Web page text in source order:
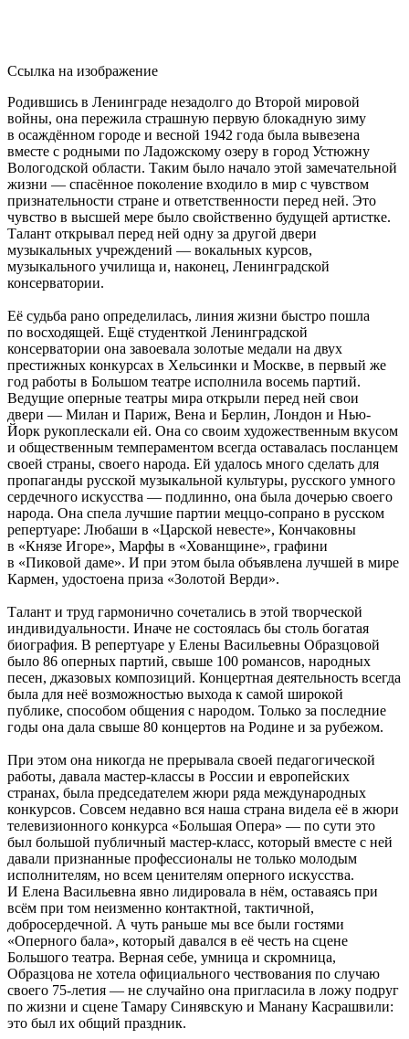
Ссылка на изображение
Родившись в Ленинграде незадолго до Второй мировой
войны, она пережила страшную первую блокадную зиму
в осаждённом городе и весной 1942 года была вывезена
вместе с родными по Ладожскому озеру в город Устюжну
Вологодской области. Таким было начало этой замечательной
жизни — спасённое поколение входило в мир с чувством
признательности стране и ответственности перед ней. Это
чувство в высшей мере было свойственно будущей артистке.
Талант открывал перед ней одну за другой двери
музыкальных учреждений — вокальных курсов,
музыкального училища и, наконец, Ленинградской
консерватории.
Её судьба рано определилась, линия жизни быстро пошла
по восходящей. Ещё студенткой Ленинградской
консерватории она завоевала золотые медали на двух
престижных конкурсах в Хельсинки и Москве, в первый же
год работы в Большом театре исполнила восемь партий.
Ведущие оперные театры мира открыли перед ней свои
двери — Милан и Париж, Вена и Берлин, Лондон и Нью-
Йорк рукоплескали ей. Она со своим художественным вкусом
и общественным темпераментом всегда оставалась посланцем
своей страны, своего народа. Ей удалось много сделать для
пропаганды русской музыкальной культуры, русского умного
сердечного искусства — подлинно, она была дочерью своего
народа. Она спела лучшие партии меццо-сопрано в русском
репертуаре: Любаши в «Царской невесте», Кончаковны
в «Князе Игоре», Марфы в «Хованщине», графини
в «Пиковой даме». И при этом была объявлена лучшей в мире
Кармен, удостоена приза «Золотой Верди».
Талант и труд гармонично сочетались в этой творческой
индивидуальности. Иначе не состоялась бы столь богатая
биография. В репертуаре у Елены Васильевны Образцовой
было 86 оперных партий, свыше 100 романсов, народных
песен, джазовых композиций. Концертная деятельность всегда
была для неё возможностью выхода к самой широкой
публике, способом общения с народом. Только за последние
годы она дала свыше 80 концертов на Родине и за рубежом.
При этом она никогда не прерывала своей педагогической
работы, давала мастер-классы в России и европейских
странах, была председателем жюри ряда международных
конкурсов. Совсем недавно вся наша страна видела её в жюри
телевизионного конкурса «Большая Опера» — по сути это
был большой публичный мастер-класс, который вместе с ней
давали признанные профессионалы не только молодым
исполнителям, но всем ценителям оперного искусства.
И Елена Васильевна явно лидировала в нём, оставаясь при
всём при том неизменно контактной, тактичной,
добросердечной. А чуть раньше мы все были гостями
«Оперного бала», который давался в её честь на сцене
Большого театра. Верная себе, умница и скромница,
Образцова не хотела официального чествования по случаю
своего 75-летия — не случайно она пригласила в ложу подруг
по жизни и сцене Тамару Синявскую и Манану Касрашвили:
это был их общий праздник.